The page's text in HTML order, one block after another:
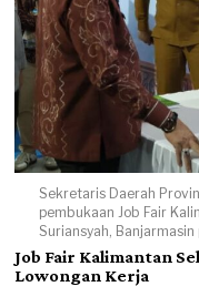
Sekretaris Daerah
pembukaan Job Fair
Suriansyah,
Job Fair Kalimantan
Lowongan Kerja